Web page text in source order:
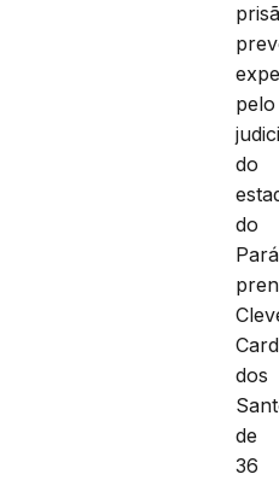
pelo
do
do
dos
de
36